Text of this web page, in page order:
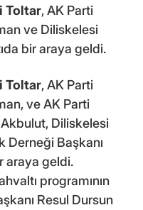
Toltar, AK Parti
ve Diliskelesi
bir araya geldi.
Toltar, AK Parti
ve AK Parti
Akbulut, Diliskelesi
Derneği Başkanı
araya geldi.
programının
Resul Dursun